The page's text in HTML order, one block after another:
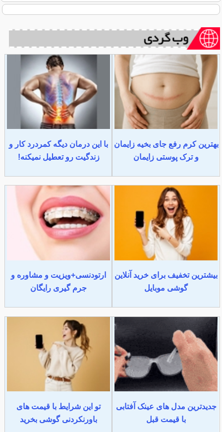
بهترین کرم رفع جای بخیه زایمان
و ترک پوستی زایمان
با این درمان دیگه کمردرد کار و
زندگیت رو تعطیل نمیکنه!
بیشترین تخفیف برای خرید آنلاین
گوشی موبایل
ارتودنسی+ویزیت و مشاوره و
جرم گیری رایگان
جدیدترین مدل های عینک آفتابی
با قیمت قبل
تو این شرایط با قیمت های
باورنکردنی گوشی بخرید